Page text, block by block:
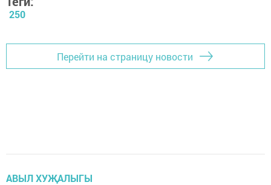
250
Перейти на страницу новости
АВЫЛ ХУҖАЛЫГЫ